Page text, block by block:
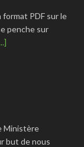
PDF sur le
penche sur
Ministère
but de nous